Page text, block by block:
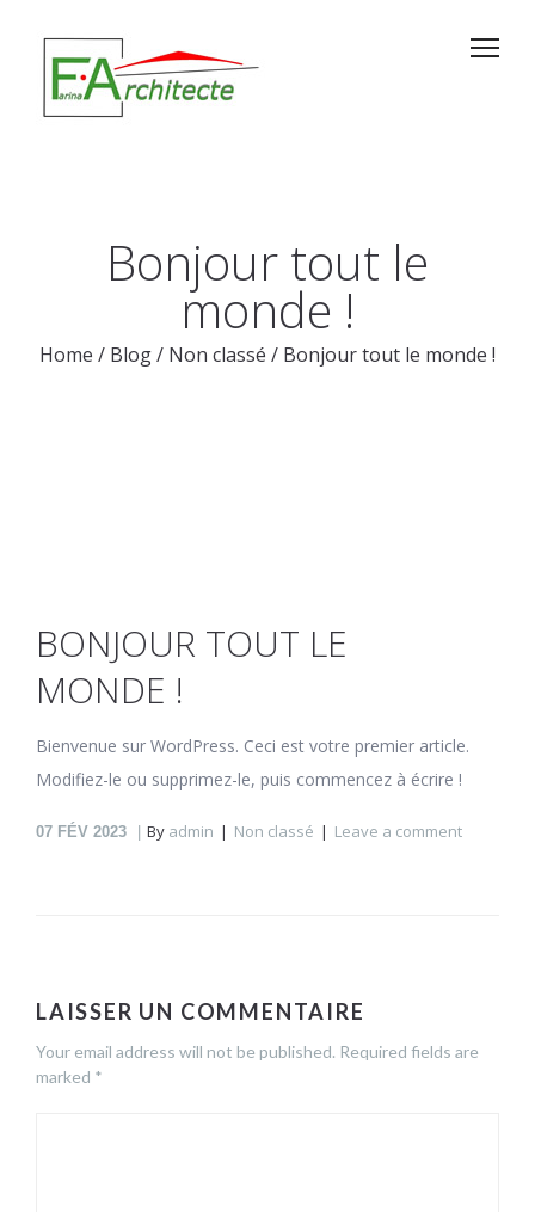
Bonjour tout le
monde !
Home / Blog/ Non classé / Bonjour tout le monde !
BONJOUR TOUT LE
MONDE !
Bienvenue sur WordPress. Ceci est votre premier article.
Modifiez-le ou supprimez-le, puis commencez à écrire !
07 FÉV 2023 By admin Non classé Leave a comment
LAISSER UN COMMENTAIRE
Your email address will not be published. Required fields are
marked *